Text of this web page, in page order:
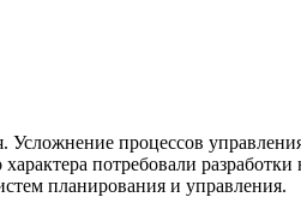
Усложнение процессов
потребовали
планирования и управления.